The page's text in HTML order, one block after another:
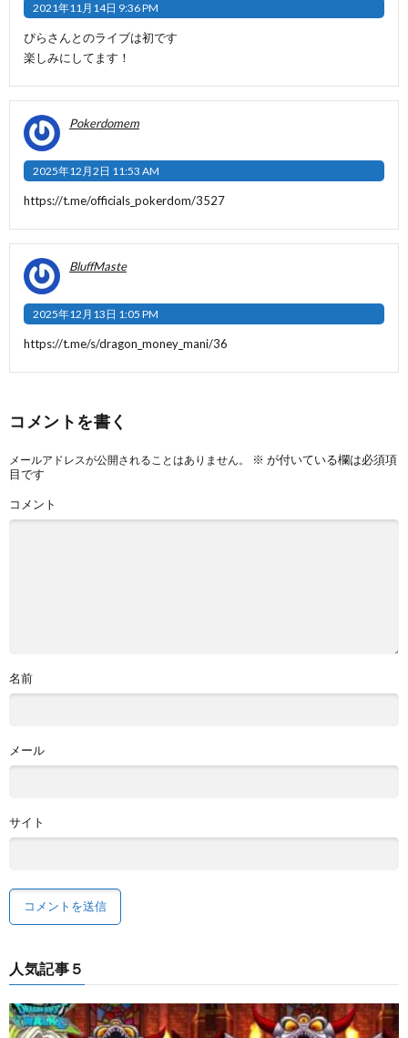
2021年11月14日 9:36 PM
ぴらさんとのライブは初です
楽しみにしてます！
Pokerdomem
2025年12月2日 11:53 AM
https://t.me/officials_pokerdom/3527
BluffMaste
2025年12月13日 1:05 PM
https://t.me/s/dragon_money_mani/36
コメントを書く
メールアドレスが公開されることはありません。 ※ が付いている欄は必須項
目です
コメント
名前
メール
サイト
人気記事５